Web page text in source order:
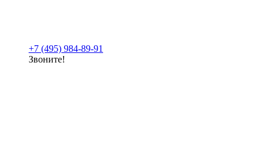
+7 (495) 984-89-91
Звоните!